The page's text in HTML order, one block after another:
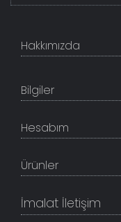
Hakkımızda
TabloShop, müşteri
tutmaya çalışır.
Bilgiler
İletişim Bilgileri
Banka Hesapları
Sık Sorulan
Hesabım
Tüm Siparişlerim
Geçerli İade
Mesafeli Satış
Ürünler
Tablonu Sen
Tablo Saatler
İmalat İletişim